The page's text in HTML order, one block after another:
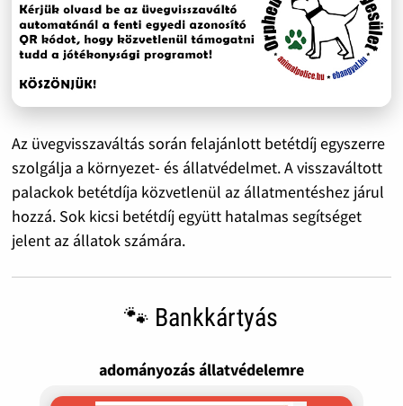
Az üvegvisszaváltás során felajánlott betétdíj egyszerre
szolgálja a környezet- és állatvédelmet. A visszaváltott
palackok betétdíja közvetlenül az állatmentéshez járul
hozzá. Sok kicsi betétdíj együtt hatalmas segítséget
jelent az állatok számára.
🐾 Bankkártyás
adományozás állatvédelemre